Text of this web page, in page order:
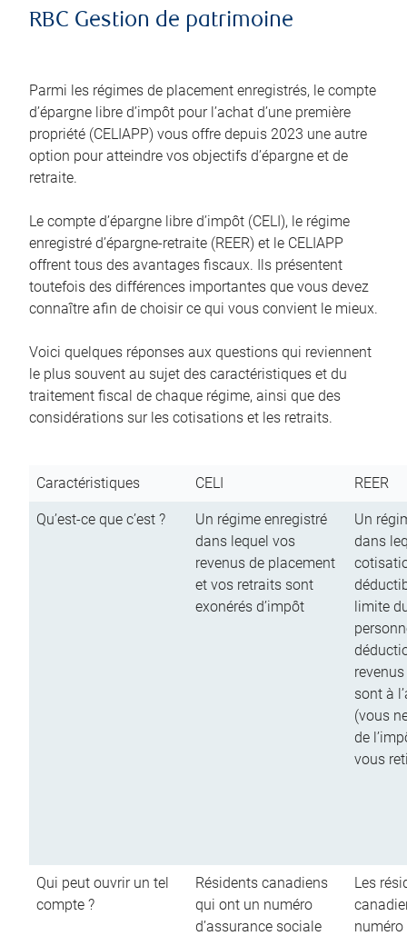
RBC Gestion de patrimoine
Parmi les régimes de placement enregistrés, le compte
d’épargne libre d’impôt pour l’achat d’une première
propriété (CELIAPP) vous offre depuis 2023 une autre
option pour atteindre vos objectifs d’épargne et de
retraite.
Le compte d’épargne libre d’impôt (CELI), le régime
enregistré d’épargne-retraite (REER) et le CELIAPP
offrent tous des avantages fiscaux. Ils présentent
toutefois des différences importantes que vous devez
connaître afin de choisir ce qui vous convient le mieux.
Voici quelques réponses aux questions qui reviennent
le plus souvent au sujet des caractéristiques et du
traitement fiscal de chaque régime, ainsi que des
considérations sur les cotisations et les retraits.
Caractéristiques CELI REER
Qu’est-ce que c’est ?
Un régime enregistré
dans lequel vos
revenus de placement
et vos retraits sont
exonérés d’impôt
Un
dans
limite
sont à
(vous
de
vous
Qui peut ouvrir un tel
compte ?
Résidents canadiens
qui ont un numéro
d’assurance sociale
Les
numéro